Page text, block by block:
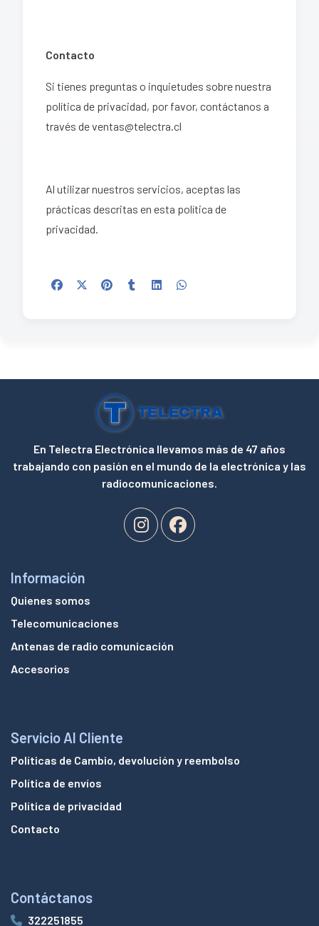
Contacto
Si tienes preguntas o inquietudes sobre nuestra
política de privacidad, por favor, contáctanos a
través deventas@telectra.cl
Al utilizar nuestros servicios, aceptas las
prácticas descritas en esta política de
privacidad.
En Telectra Electrónica llevamos más de 47 años
trabajando con pasión en el mundo de la electrónica y las
radiocomunicaciones.
Información
Quienes somos
Telecomunicaciones
Antenas de radio comunicación
Accesorios
Servicio Al Cliente
Políticas de Cambio, devolución y reembolso
Política de envíos
Política de privacidad
Contacto
Contáctanos
322251855